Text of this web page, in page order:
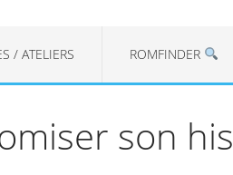
/ ATELIERS ROMFINDER
son